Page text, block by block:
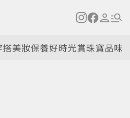
搭美妝保養好時光賞珠寶品味